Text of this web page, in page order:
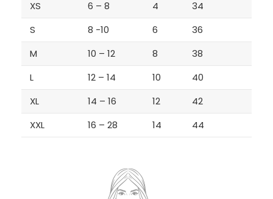
XS
6 – 8 4
34
S
8 -10 6
36
M
10 – 12 8
38
L
12 – 14 10
40
XL
14 – 16 12
42
XXL
16 – 28 14 44